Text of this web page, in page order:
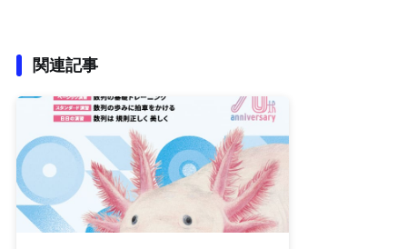
関連記事